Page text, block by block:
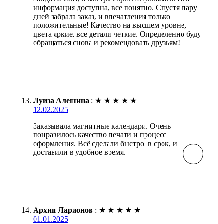
информация доступна, все понятно. Спустя пару
дней забрала заказ, и впечатления только
положительные! Качество на высшем уровне,
цвета яркие, все детали четкие. Определенно буду
обращаться снова и рекомендовать друзьям!
Луиза Алешина : ★ ★ ★ ★ ★
12.02.2025
Заказывала магнитные календари. Очень
понравилось качество печати и процесс
оформления. Всё сделали быстро, в срок, и
доставили в удобное время.
Архип Ларионов : ★ ★ ★ ★ ★
01.01.2025